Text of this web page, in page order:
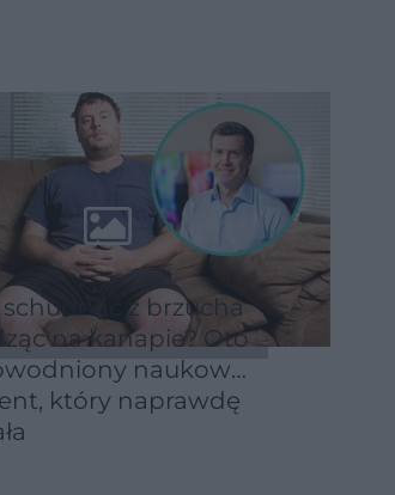
schudnąć z brzucha
na kanapie? Oto
naukowo
który naprawdę